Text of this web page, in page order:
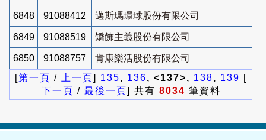
6848 91088412 邁斯瑪環球股份有限公司
6849 91088519 矯飾主義股份有限公司
6850 91088757
肯康樂活股份有限公司
[第一頁 / 上一頁] 135, 136, <137>, 138, 139 [
下一頁 / 最後一頁] 共有 8034 筆資料